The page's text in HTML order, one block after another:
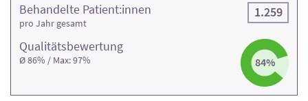
Qualitäts­bewertung
Ø 86% / Max: 97% 84%
Behandelte Patient:innen
pro Jahr gesamt
1.259